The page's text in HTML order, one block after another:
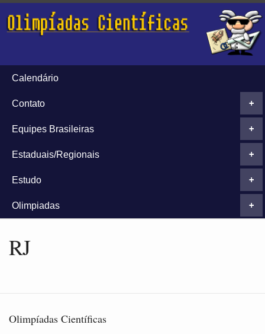
Calendário
+
Contato
+
Equipes Brasileiras
+
Estaduais/Regionais
+
Estudo
+
Olimpiadas
RJ
Olimpíadas Científicas